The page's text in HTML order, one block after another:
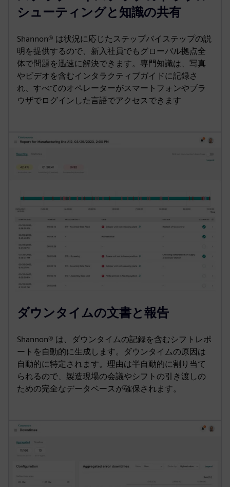
シューティングと知識の共有
Shannon® は状況に応じたステップバイステップの説
明を提供するので、新入社員でもグローバル拠点全
体で問題を迅速に解決できます。専門知識は、写真
やビデオを含むインタラクティブガイドに記録さ
れ、すべてのオペレーターがスマートフォンやブラ
ウザでログインした言語でアクセスできます
ダウンタイムの文書と報告
Shannon® は、ダウンタイムの記録を含むシフトレポ
ートを自動的に生成します。ダウンタイムの原因は
自動的に特定されます。理由は半自動的に割り当て
られるので、製造現場の会議やシフトの引き渡しの
ための完全なデータベースが確保されます。